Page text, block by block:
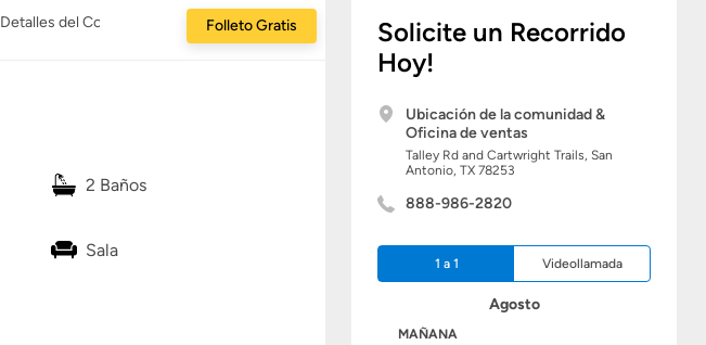
Solicite un Recorrido
Hoy!
Ubicación de la comunidad &
Oficina de ventas
Talley Rd and Cartwright Trails, San
Antonio, TX 78253
888-986-2820
1 a 1 Videollamada
Agosto
MAÑANA
Detalles del Constructor Folleto Gratis
2 Baños
Sala